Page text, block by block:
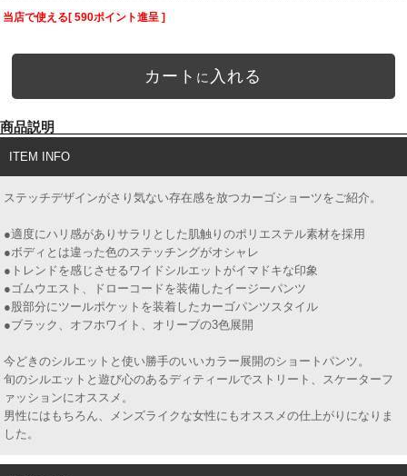
当店で使える[ 590ポイント進呈 ]
カート に 入れる
商品説明
ITEM INFO
ステッチデザインがさり気ない存在感を放つカーゴショーツをご紹介。
●適度にハリ感がありサラリとした肌触りのポリエステル素材を採用
●ボディとは違った色のステッチングがオシャレ
●トレンドを感じさせるワイドシルエットがイマドキな印象
●ゴムウエスト、ドローコードを装備したイージーパンツ
●股部分にツールポケットを装着したカーゴパンツスタイル
●ブラック、オフホワイト、オリーブの3色展開
今どきのシルエットと使い勝手のいいカラー展開のショートパンツ。
旬のシルエットと遊び心のあるディティールでストリート、スケーターフ
ァッションにオススメ。
男性にはもちろん、メンズライクな女性にもオススメの仕上がりになりま
した。